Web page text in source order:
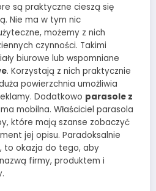
są praktyczne cieszą się
Nie ma w tym nic
możemy z nich
czynności. Takimi
biurowe lub wspomniane
. Korzystają z nich praktycznie
powierzchnia umożliwia
Dodatkowo parasole z
mobilna. Właściciel parasola
które mają szanse zobaczyć
jej opisu. Paradoksalnie
to okazja do tego, aby
firmy, produktem i